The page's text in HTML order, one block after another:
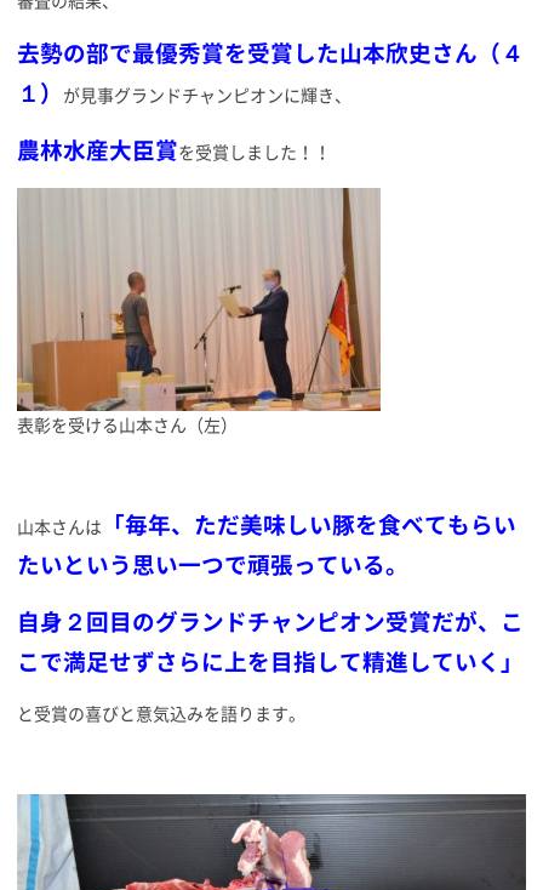
去勢の部で最優秀賞を受賞した山本欣史さん（４
１）
が見事グランドチャンピオンに輝き、
農林水産大臣賞を受賞しました！！
表彰を受ける山本さん（左）
山本さんは
「毎年、ただ美味しい豚を食べてもらい
たいという思い一つで頑張っている。
自身２回目のグラン ドチャンピオン受賞だが、こ
こで満足せずさらに上を目指して精進していく」
と受賞の喜びと意気込みを語ります。